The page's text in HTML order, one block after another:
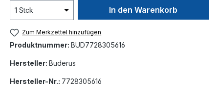
In den Warenkorb
Zum Merkzettel hinzufügen
Produktnummer: BUD7728305616
Hersteller: Buderus
Hersteller-Nr.: 7728305616